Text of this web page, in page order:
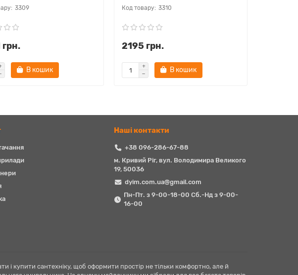
3309
В кошик
3310
2195 грн.
В кошик
Наші контакти
+38 096-286-67-88
м. Кривий Ріг, вул. Володимира Великого
19, 50036
dyim.com.ua@gmail.com
Пн-Пт. з 9-00-18-00 Сб.-Нд з 9-00-
16-00
і купити сантехніку, щоб оформити простір не тільки комфортно, але й